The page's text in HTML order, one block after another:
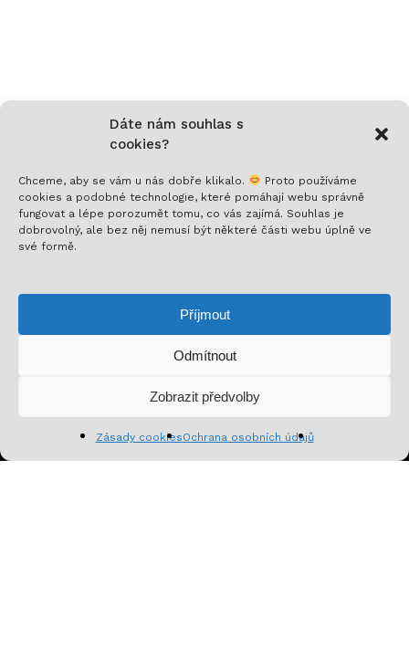
Dáte nám souhlas s
cookies?
Chceme, aby se vám u nás dobře klikalo.
Proto používáme
cookies a podobné technologie, které pomáhají webu správně
fungovat a lépe porozumět tomu, co vás zajímá. Souhlas je
dobrovolný, ale bez něj nemusí být některé části webu úplně ve
své formě.
Příjmout
Odmítnout
Zobrazit předvolby
Zásady cookiesOchrana osobních údajů
Nech si posílat to nejlepší!
speciální nabídky a inspirativní obsah. Přinášíme ti
jen to, co stojí za to!